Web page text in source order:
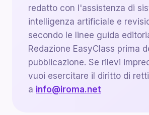
redatto con l'assistenza di
intelligenza artificiale e
secondo le linee guida
Redazione EasyClass prima
pubblicazione. Se rilevi
vuoi esercitare il diritto di
a info@iroma.net